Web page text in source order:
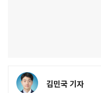
김민국 기자